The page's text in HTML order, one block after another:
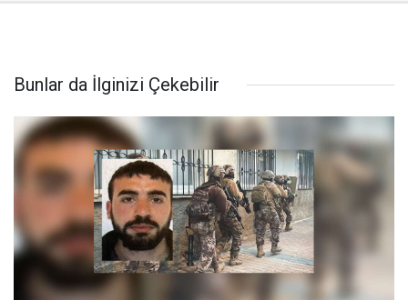
Bunlar da İlginizi Çekebilir